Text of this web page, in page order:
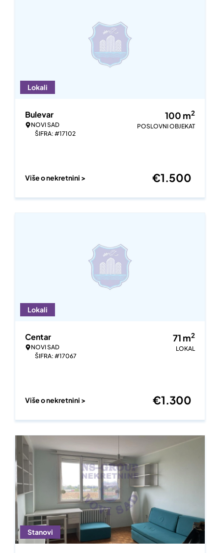
Lokali
Bulevar
NOVI SAD
ŠIFRA: #17102
100 m2
POSLOVNI OBJEKAT
Više o nekretnini > €1.500
Lokali
Centar
NOVI SAD
ŠIFRA: #17067
71 m2
LOKAL
Više o nekretnini > €1.300
Stanovi